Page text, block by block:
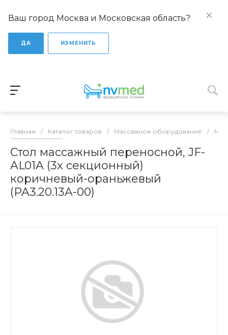
Ваш город Москва и Московская область?
ДА ИЗМЕНИТЬ
Главная / Каталог товаров / Массажное оборудование /
Стол массажный переносной, JF-
AL01A (3х секционный)
коричневый-ораньжевый
(PA3.20.13A-00)